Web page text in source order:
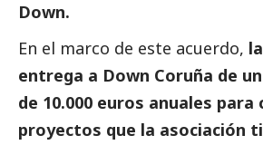
Down.
En el marco de este acuerdo,
entrega a Down Coruña de
de 10.000 euros anuales
proyectos que la asociación